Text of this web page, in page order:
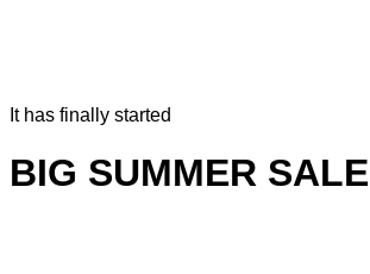
It has finally started
BIG SUMMER SALE